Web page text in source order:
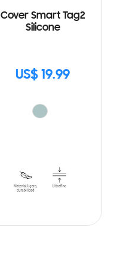
Cover Smart Tag2
Silicone
US$ 19.99